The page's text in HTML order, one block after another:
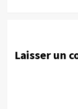
Laisser un